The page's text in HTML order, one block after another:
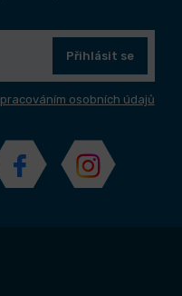
Přihlásit se
osobních údajů